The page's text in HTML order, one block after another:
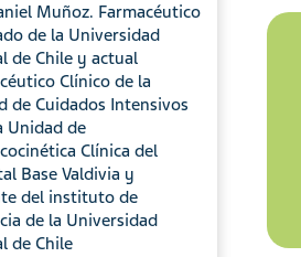
Muñoz. Farmacéutico
de la Universidad
de Chile y actual
Clínico de la
de Cuidados Intensivos
Unidad de
Clínica del
Base Valdivia y
del instituto de
de la Universidad
de Chile